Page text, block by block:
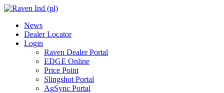
News
Dealer Locator
Login
Raven Dealer Portal
EDGE Online
Price Point
Slingshot Portal
AgSync Portal